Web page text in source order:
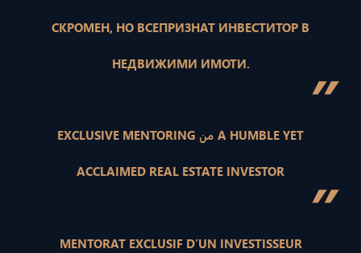
СКРОМЕН, НО ВСЕПРИЗНАТ ИНВЕСТИТОР В
НЕДВИЖИМИ ИМОТИ. ” EXCLUSIVE MENTORING من A HUMBLE YET
ACCLAIMED REAL ESTATE INVESTOR ”
MENTORAT EXCLUSIF D’UN INVESTISSEUR